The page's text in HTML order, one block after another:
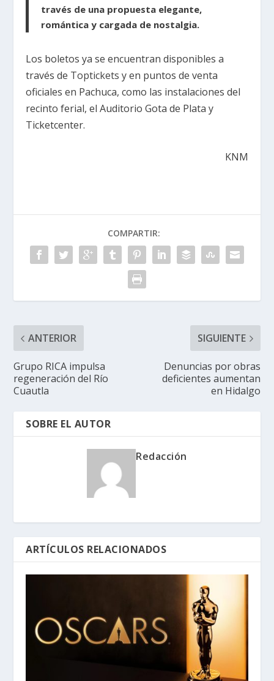
través de una propuesta elegante,
romántica y cargada de nostalgia.
Los boletos ya se encuentran disponibles a
través de Toptickets y en puntos de venta
oficiales en Pachuca, como las instalaciones del
recinto ferial, el Auditorio Gota de Plata y
Ticketcenter.
KNM
COMPARTIR:
ANTERIOR
Grupo RICA impulsa
regeneración del Río
Cuautla
SIGUIENTE
Denuncias por obras
deficientes aumentan
en Hidalgo
SOBRE EL AUTOR
Redacción
ARTÍCULOS RELACIONADOS